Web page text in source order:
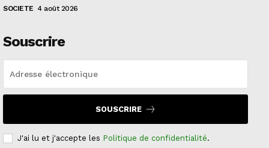
SOCIETE 4 août 2026
Souscrire
SOUSCRIRE
J'ai lu et j'accepte les Politique de confidentialité.